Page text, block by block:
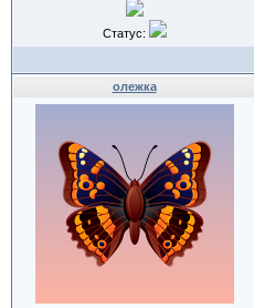
Статус:
олежка